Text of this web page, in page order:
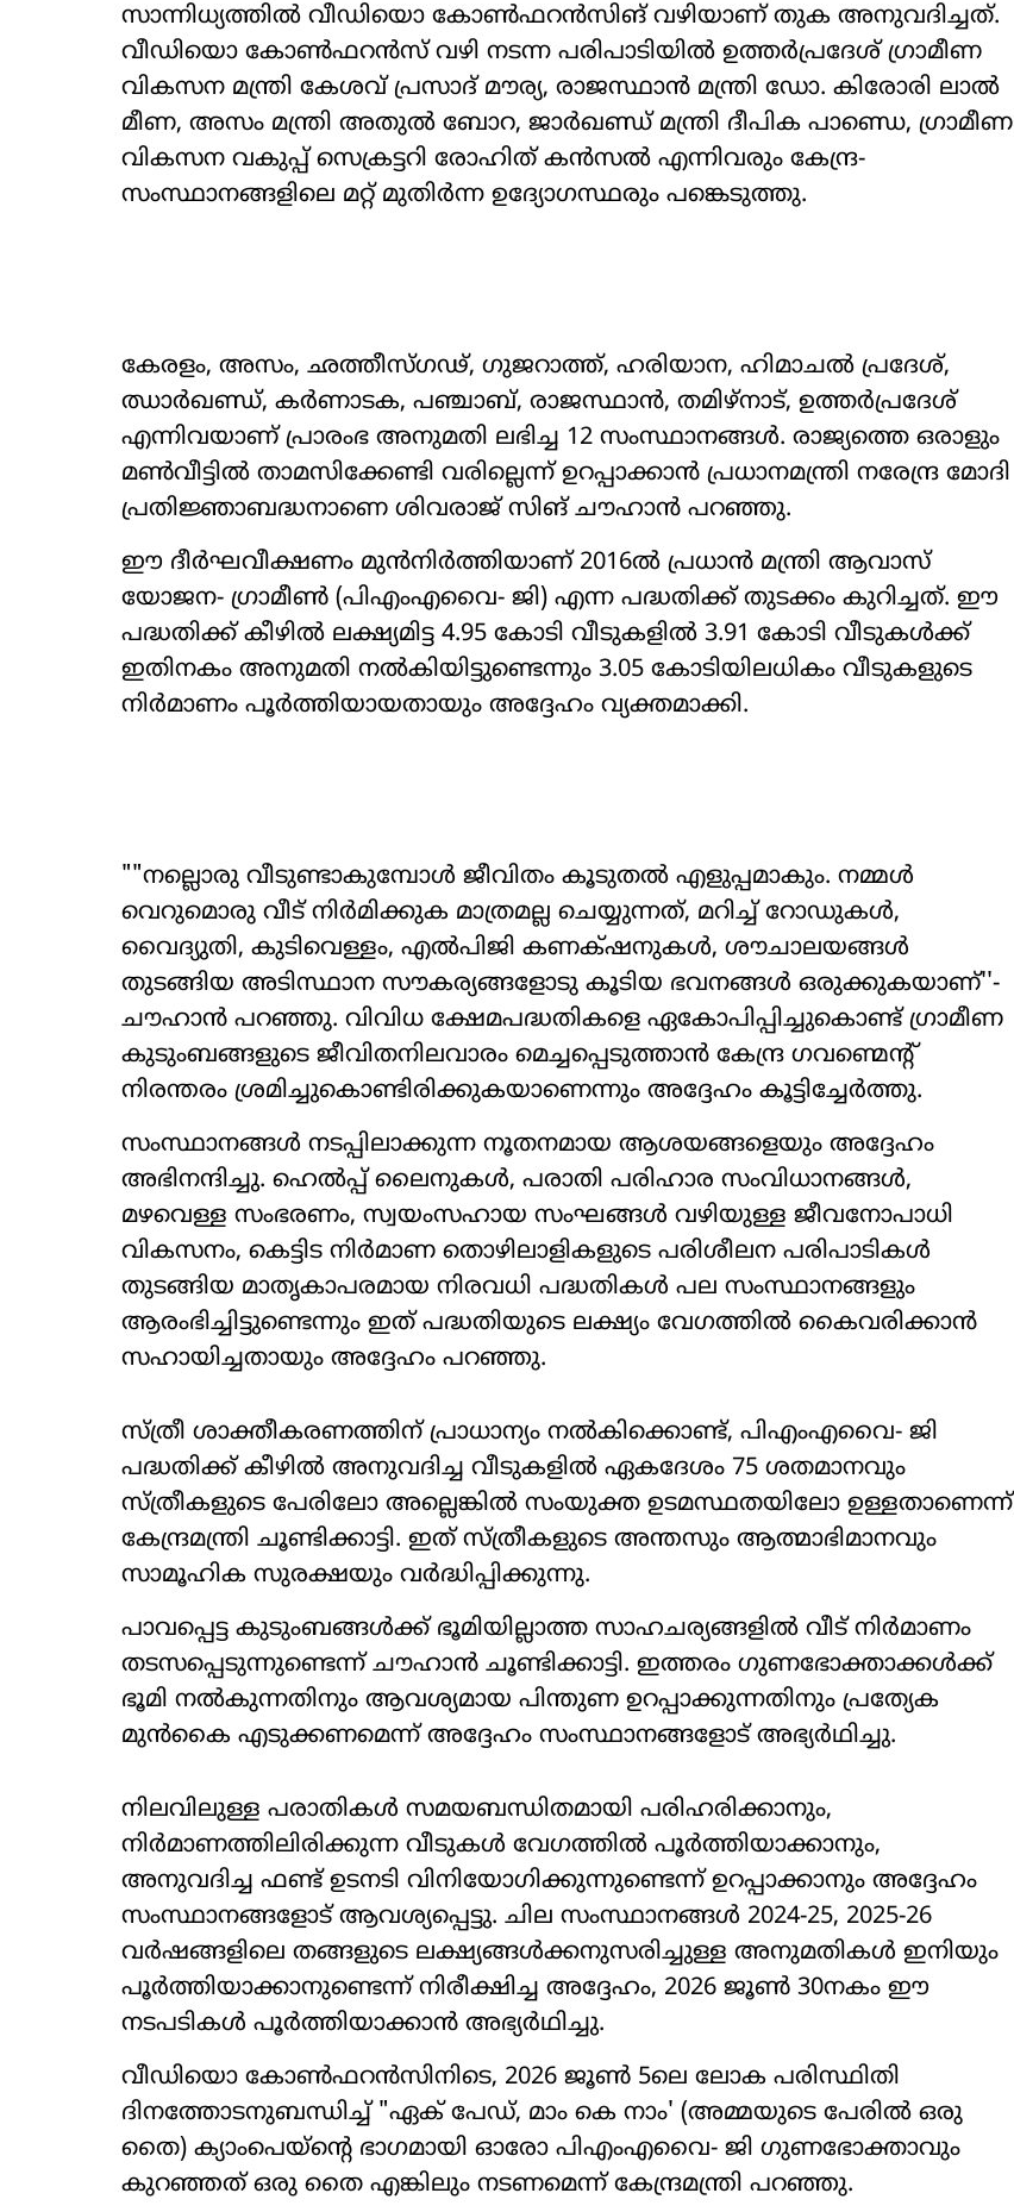
സാന്നിധ്യത്തിൽ വീഡിയൊ കോൺഫറൻസിങ് വഴിയാണ് തുക അനുവദിച്ചത്.
വീഡിയൊ കോൺഫറൻസ് വഴി നടന്ന പരിപാടിയിൽ ഉത്തർപ്രദേശ് ഗ്രാമീണ
വികസന മന്ത്രി കേശവ് പ്രസാദ് മൗര്യ, രാജസ്ഥാൻ മന്ത്രി ഡോ. കിരോരി ലാൽ
മീണ, അസം മന്ത്രി അതുൽ ബോറ, ജാർഖണ്ഡ് മന്ത്രി ദീപിക പാണ്ഡെ, ഗ്രാമീണ
വികസന വകുപ്പ് സെക്രട്ടറി രോഹിത് കൻസൽ എന്നിവരും കേന്ദ്ര-
സംസ്ഥാനങ്ങളിലെ മറ്റ് മുതിർന്ന ഉദ്യോഗസ്ഥരും പങ്കെടുത്തു.
കേരളം, അസം, ഛത്തീസ്‌ഗഢ്, ഗുജറാത്ത്, ഹരിയാന, ഹിമാചൽ പ്രദേശ്,
ഝാർഖണ്ഡ്, കർണാടക, പഞ്ചാബ്, രാജസ്ഥാൻ, തമിഴ്‌നാട്, ഉത്തർപ്രദേശ്
എന്നിവയാണ് പ്രാരംഭ അനുമതി ലഭിച്ച 12 സംസ്ഥാനങ്ങൾ. രാജ്യത്തെ ഒരാളും
മൺവീട്ടിൽ താമസിക്കേണ്ടി വരില്ലെന്ന് ഉറപ്പാക്കാൻ പ്രധാനമന്ത്രി നരേന്ദ്ര മോദി
പ്രതിജ്ഞാബദ്ധനാണെ ശിവരാജ് സിങ് ചൗഹാൻ പറഞ്ഞു.
ഈ ദീർഘവീക്ഷണം മുൻനിർത്തിയാണ് 2016ൽ പ്രധാൻ മന്ത്രി ആവാസ്
യോജന- ഗ്രാമീൺ (പിഎംഎവൈ- ജി) എന്ന പദ്ധതിക്ക് തുടക്കം കുറിച്ചത്. ഈ
പദ്ധതിക്ക് കീഴിൽ ലക്ഷ്യമിട്ട 4.95 കോടി വീടുകളിൽ 3.91 കോടി വീടുകൾക്ക്
ഇതിനകം അനുമതി നൽകിയിട്ടുണ്ടെന്നും 3.05 കോടിയിലധികം വീടുകളുടെ
നിർമാണം പൂർത്തിയായതായും അദ്ദേഹം വ്യക്തമാക്കി.
""നല്ലൊരു വീടുണ്ടാകുമ്പോൾ ജീവിതം കൂടുതൽ എളുപ്പമാകും. നമ്മൾ
വെറുമൊരു വീട് നിർമിക്കുക മാത്രമല്ല ചെയ്യുന്നത്, മറിച്ച് റോഡുകൾ,
വൈദ്യുതി, കുടിവെള്ളം, എൽപിജി കണക്‌ഷനുകൾ, ശൗചാലയങ്ങൾ
തുടങ്ങിയ അടിസ്ഥാന സൗകര്യങ്ങളോടു കൂടിയ ഭവനങ്ങൾ ഒരുക്കുകയാണ്''-
ചൗഹാൻ പറഞ്ഞു. വിവിധ ക്ഷേമപദ്ധതികളെ ഏകോപിപ്പിച്ചുകൊണ്ട് ഗ്രാമീണ
കുടുംബങ്ങളുടെ ജീവിതനിലവാരം മെച്ചപ്പെടുത്താൻ കേന്ദ്ര ഗവണ്മെന്‍റ്
നിരന്തരം ശ്രമിച്ചുകൊണ്ടിരിക്കുകയാണെന്നും അദ്ദേഹം കൂട്ടിച്ചേർത്തു.
സംസ്ഥാനങ്ങൾ നടപ്പിലാക്കുന്ന നൂതനമായ ആശയങ്ങളെയും അദ്ദേഹം
അഭിനന്ദിച്ചു. ഹെൽപ്പ് ലൈനുകൾ, പരാതി പരിഹാര സംവിധാനങ്ങൾ,
മഴവെള്ള സംഭരണം, സ്വയംസഹായ സംഘങ്ങൾ വഴിയുള്ള ജീവനോപാധി
വികസനം, കെട്ടിട നിർമാണ തൊഴിലാളികളുടെ പരിശീലന പരിപാടികൾ
തുടങ്ങിയ മാതൃകാപരമായ നിരവധി പദ്ധതികൾ പല സംസ്ഥാനങ്ങളും
ആരംഭിച്ചിട്ടുണ്ടെന്നും ഇത് പദ്ധതിയുടെ ലക്ഷ്യം വേഗത്തിൽ കൈവരിക്കാൻ
സഹായിച്ചതായും അദ്ദേഹം പറഞ്ഞു.
സ്ത്രീ ശാക്തീകരണത്തിന് പ്രാധാന്യം നൽകിക്കൊണ്ട്, പിഎംഎവൈ- ജി
പദ്ധതിക്ക് കീഴിൽ അനുവദിച്ച വീടുകളിൽ ഏകദേശം 75 ശതമാനവും
സ്ത്രീകളുടെ പേരിലോ അല്ലെങ്കിൽ സംയുക്ത ഉടമസ്ഥതയിലോ ഉള്ളതാണെന്ന്
കേന്ദ്രമന്ത്രി ചൂണ്ടിക്കാട്ടി. ഇത് സ്ത്രീകളുടെ അന്തസും ആത്മാഭിമാനവും
സാമൂഹിക സുരക്ഷയും വർദ്ധിപ്പിക്കുന്നു.
പാവപ്പെട്ട കുടുംബങ്ങൾക്ക് ഭൂമിയില്ലാത്ത സാഹചര്യങ്ങളിൽ വീട് നിർമാണം
തടസപ്പെടുന്നുണ്ടെന്ന് ചൗഹാൻ ചൂണ്ടിക്കാട്ടി. ഇത്തരം ഗുണഭോക്താക്കൾക്ക്
ഭൂമി നൽകുന്നതിനും ആവശ്യമായ പിന്തുണ ഉറപ്പാക്കുന്നതിനും പ്രത്യേക
മുൻകൈ എടുക്കണമെന്ന് അദ്ദേഹം സംസ്ഥാനങ്ങളോട് അഭ്യർഥിച്ചു.
നിലവിലുള്ള പരാതികൾ സമയബന്ധിതമായി പരിഹരിക്കാനും,
നിർമാണത്തിലിരിക്കുന്ന വീടുകൾ വേഗത്തിൽ പൂർത്തിയാക്കാനും,
അനുവദിച്ച ഫണ്ട് ഉടനടി വിനിയോഗിക്കുന്നുണ്ടെന്ന് ഉറപ്പാക്കാനും അദ്ദേഹം
സംസ്ഥാനങ്ങളോട് ആവശ്യപ്പെട്ടു. ചില സംസ്ഥാനങ്ങൾ 2024-25, 2025-26
വർഷങ്ങളിലെ തങ്ങളുടെ ലക്ഷ്യങ്ങൾക്കനുസരിച്ചുള്ള അനുമതികൾ ഇനിയും
പൂർത്തിയാക്കാനുണ്ടെന്ന് നിരീക്ഷിച്ച അദ്ദേഹം, 2026 ജൂൺ 30നകം ഈ
നടപടികൾ പൂർത്തിയാക്കാൻ അഭ്യർഥിച്ചു.
വീഡിയൊ കോൺഫറൻസിനിടെ, 2026 ജൂൺ 5ലെ ലോക പരിസ്ഥിതി
ദിനത്തോടനുബന്ധിച്ച് "ഏക് പേഡ്, മാം കെ നാം' (അമ്മയുടെ പേരിൽ ഒരു
തൈ) ക്യാംപെയ്‌ന്‍റെ ഭാഗമായി ഓരോ പിഎംഎവൈ- ജി ഗുണഭോക്താവും
കുറഞ്ഞത് ഒരു തൈ എങ്കിലും നടണമെന്ന് കേന്ദ്രമന്ത്രി പറഞ്ഞു.